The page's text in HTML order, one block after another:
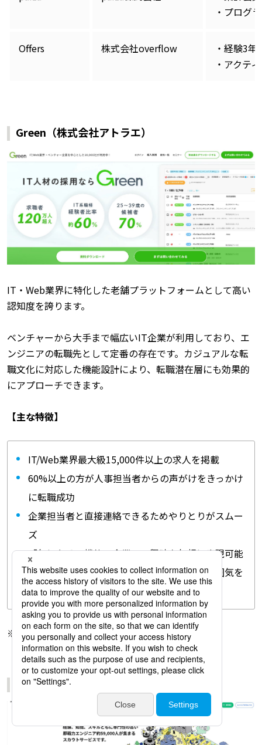
・プログ
Offers 株式会社overflow
・経験3
・アクテ
Green（株式会社アトラエ）
IT・Web業界に特化した老舗プラットフォームとして高い
認知度を誇ります。
ベンチャーから大手まで幅広いIT企業が利用しており、エ
ンジニアの転職先として定番の存在です。カジュアルな転
職文化に対応した機能設計により、転職潜在層にも効果的
にアプローチできます。
【主な特徴】
IT/Web業界最大級15,000件以上の求人を掲載
60%以上の方が人事担当者からの声がけをきっかけ
に転職成功
企業担当者と直接連絡できるためやりとりがスムー
ズ
「気になる」機能で企業への興味を気軽に表現可能
ほぼ全ての企業が写真を多数掲載し職場の雰囲気を
伝達
※参考：株式会社アトラエ「Green」
Forkwell Jobs（株式会社Grooves）